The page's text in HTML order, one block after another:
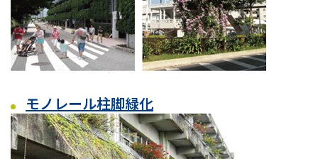
モノレール柱脚緑化